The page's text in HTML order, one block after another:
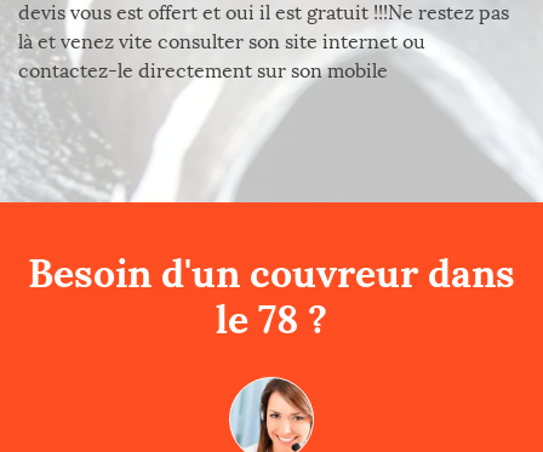
devis vous est offert et oui il est gratuit !!!Ne restez pas
là et venez vite consulter son site internet ou
contactez-le directement sur son mobile
Besoin d'un couvreur dans
le 78 ?